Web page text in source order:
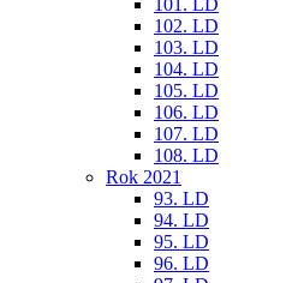
101. LD
102. LD
103. LD
104. LD
105. LD
106. LD
107. LD
108. LD
Rok 2021
93. LD
94. LD
95. LD
96. LD